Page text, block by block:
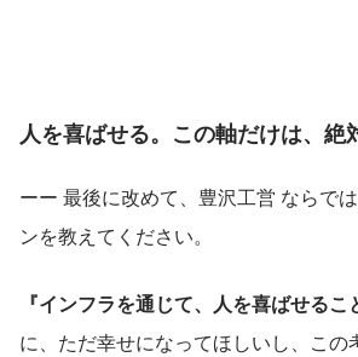
人を喜ばせる。この軸だけは、絶
ーー 最後に改めて、豊沢工営 ならで
ンを教えてください。
『インフラを通じて、人を喜ばせるこ
に、ただ幸せになってほしいし、この